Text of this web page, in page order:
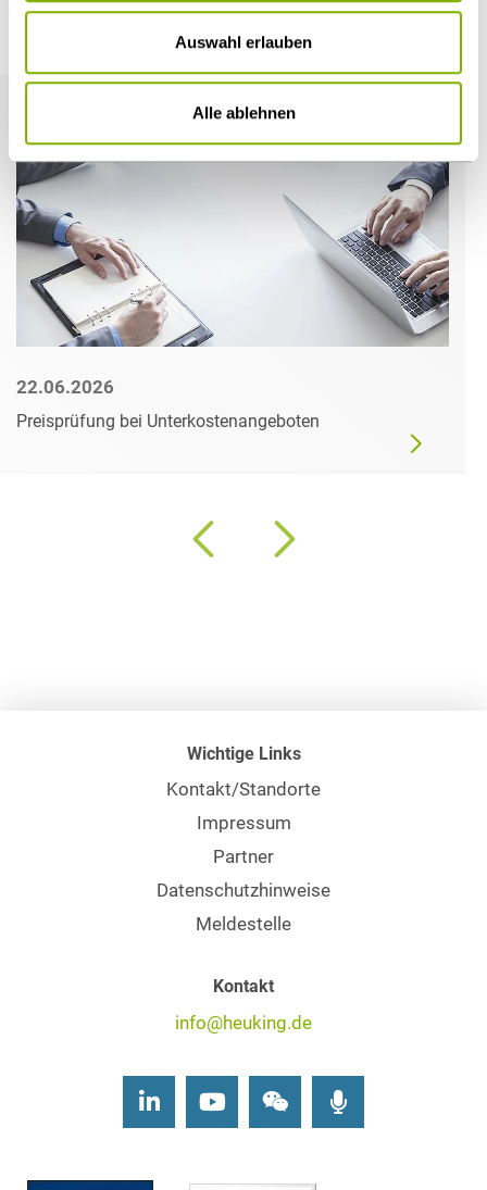
Auswahl erlauben
Alle ablehnen
Weitere Artikel
22.06.2026
Preisprüfung bei Unterkostenangeboten
Wichtige Links
Kontakt/Standorte
Impressum
Partner
Datenschutzhinweise
Meldestelle
Kontakt
info@heuking.de
LinkedInYoutubeWechat